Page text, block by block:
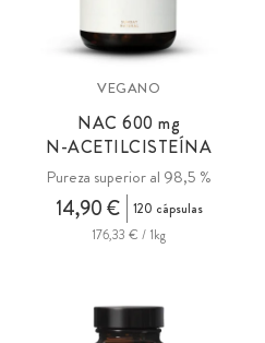
VEGANO
NAC 600mg
N-ACETILCISTEÍNA
Pureza superior al 98,5 %
14,90 €
120 cápsulas
176,33 € / 1kg